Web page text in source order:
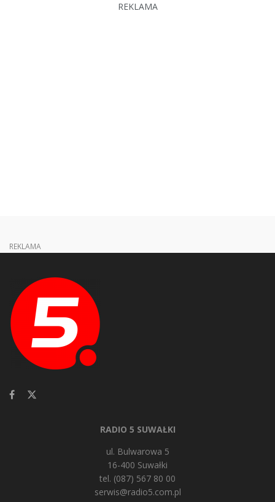
REKLAMA
REKLAMA
RADIO 5 SUWAŁKI
ul. Bulwarowa 5
16-400 Suwałki
tel. (087) 567 80 00
serwis@radio5.com.pl